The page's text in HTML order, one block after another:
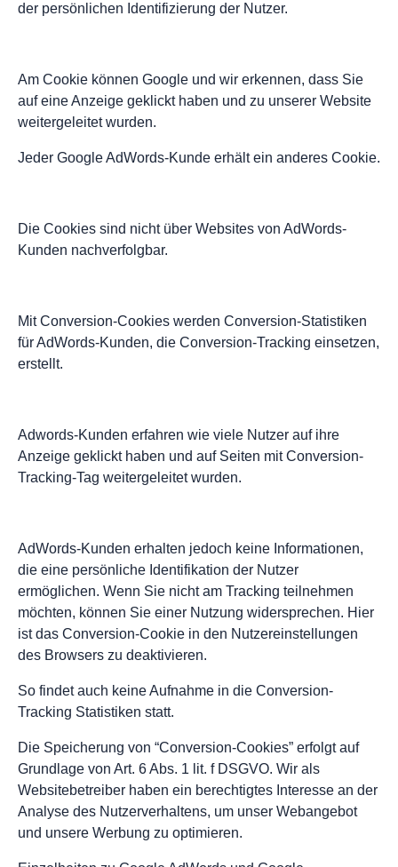
der persönlichen Identifizierung der Nutzer.
Am Cookie können Google und wir erkennen, dass Sie
auf eine Anzeige geklickt haben und zu unserer Website
weitergeleitet wurden.
Jeder Google AdWords-Kunde erhält ein anderes Cookie.
Die Cookies sind nicht über Websites von AdWords-
Kunden nachverfolgbar.
Mit Conversion-Cookies werden Conversion-Statistiken
für AdWords-Kunden, die Conversion-Tracking einsetzen,
erstellt.
Adwords-Kunden erfahren wie viele Nutzer auf ihre
Anzeige geklickt haben und auf Seiten mit Conversion-
Tracking-Tag weitergeleitet wurden.
AdWords-Kunden erhalten jedoch keine Informationen,
die eine persönliche Identifikation der Nutzer
ermöglichen. Wenn Sie nicht am Tracking teilnehmen
möchten, können Sie einer Nutzung widersprechen. Hier
ist das Conversion-Cookie in den Nutzereinstellungen
des Browsers zu deaktivieren.
So findet auch keine Aufnahme in die Conversion-
Tracking Statistiken statt.
Die Speicherung von “Conversion-Cookies” erfolgt auf
Grundlage von Art. 6 Abs. 1 lit. f DSGVO. Wir als
Websitebetreiber haben ein berechtigtes Interesse an der
Analyse des Nutzerverhaltens, um unser Webangebot
und unsere Werbung zu optimieren.